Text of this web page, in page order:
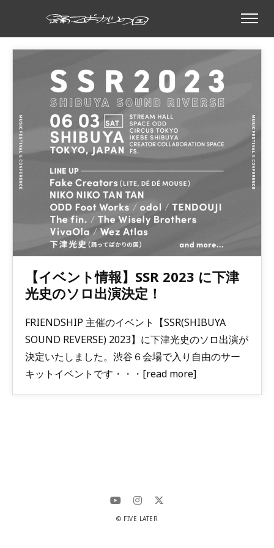
【イベント情報】SSR 2023 に下津
光史のソロ出演決定！
FRIENDSHIP 主催のイベント【SSR(SHIBUYA
SOUND REVERSE) 2023】に下津光史のソロ出演が
決定いたしました。渋谷６会場で入り自由のサー
キットイベントです・・・[read more]
© FIVE LATER